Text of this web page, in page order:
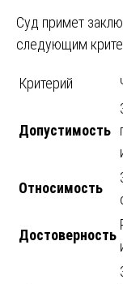
Суд примет
следующим
Критерий
Допустимость
Относимость
Достоверность